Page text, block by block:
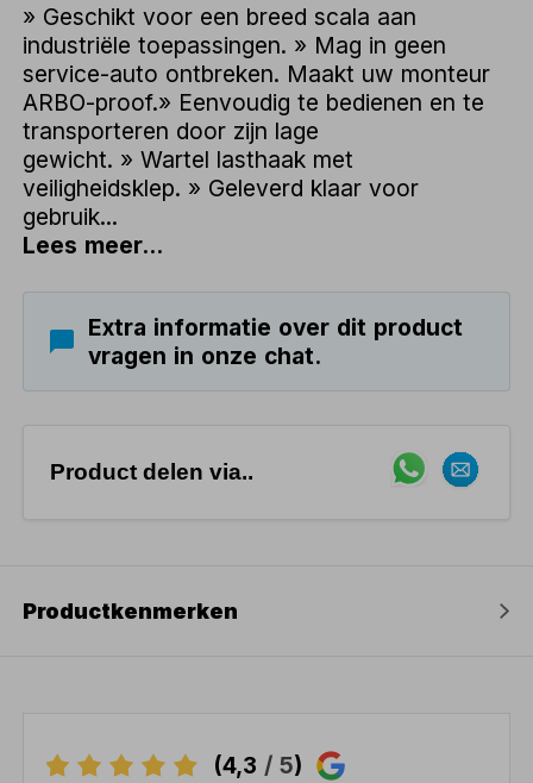
» Geschikt voor een breed scala aan
industriële toepassingen. » Mag in geen
service-auto ontbreken. Maakt uw monteur
ARBO-proof.» Eenvoudig te bedienen en te
transporteren door zijn lage
gewicht. » Wartel lasthaak met
veiligheidsklep. » Geleverd klaar voor
gebruik...
Lees meer...
Extra informatie over dit product
vragen in onze chat.
Product delen via..
Productkenmerken
(4,3 / 5)